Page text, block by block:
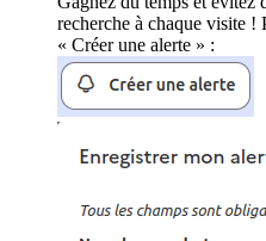
recherche à chaque visite !
« Créer une alerte » :